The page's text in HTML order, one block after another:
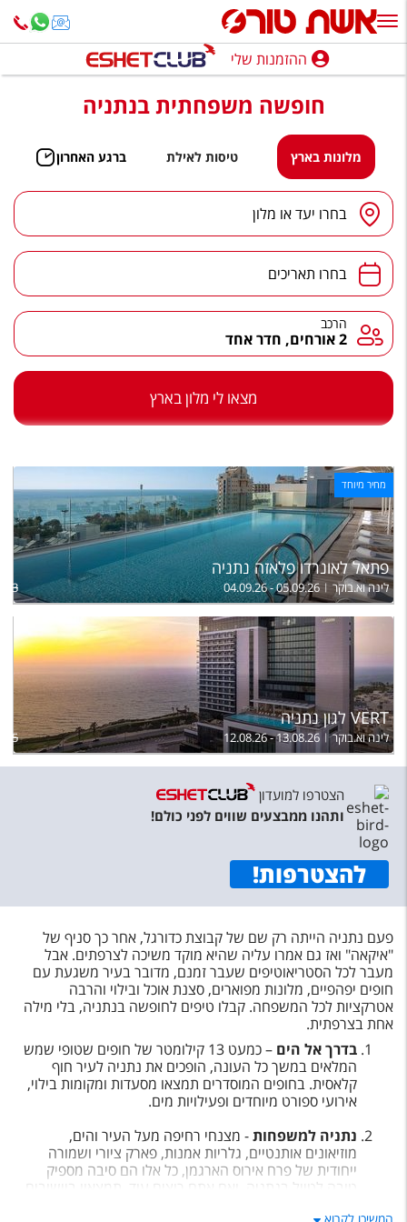
ההזמנות שלי
נופש בארץ
חופשה לפי סגנון
מלונות באילת
טיולים מאורגנים
סגנונות טיול
הרגע האחרון
Русский
קרוז
מגזין אשת
שירות לקוחות
טופס צור קשר
תקנון
נגישות
עקבו אחרינו
ההזמנות שלי
חופשה משפחתית בנתניה
מלונות בארץ טיסות לאילת ברגע האחרון
יעד/מלון בחרו יעד או מלון
תאריכים בחרו תאריכים
הרכב הרכב
2 אורחים, חדר אחד
מצאו לי מלון בארץ
מחיר מיוחד
פתאל לאונרדו פלאזה נתניה
לינה וא.בוקר 04.09.26 - 05.09.26
VERT לגון נתניה
לינה וא.בוקר 12.08.26 - 13.08.26
הצטרפו למועדון
ותהנו ממבצעים שווים לפני כולם!
להצטרפות!
פעם נתניה הייתה רק שם של קבוצת כדורגל, אחר כך סניף של
"איקאה" ואז גם אמרו עליה שהיא מוקד משיכה לצרפתים. אבל
מעבר לכל הסטריאוטיפים שעבר זמנם, מדובר בעיר משגעת עם
חופים יפהפיים, מלונות מפוארים, סצנת אוכל ובילוי והרבה
אטרקציות לכל המשפחה. קבלו טיפים לחופשה בנתניה, בלי מילה
אחת בצרפתית.
בדרך אל הים
– כמעט 13 קילומטר של חופים שטופי שמש
המלאים במשך כל העונה, הופכים את נתניה לעיר חוף
קלאסית. בחופים המוסדרים תמצאו מסעדות ומקומות בילוי,
אירועי ספורט מיוחדים ופעילויות מים.
נתניה למשפחות- מצנחי רחיפה מעל העיר והים,
מוזיאונים אותנטיים, גלריות אמנות, פארק ציורי ושמורה
ייחודית של פרח אירוס הארגמן, כל אלו הם סיבה מספיק
טובה לטייל בנתניה. ואם אתם רוצים עוד, תמצאוו ביישובים